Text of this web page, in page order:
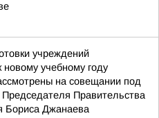
учреждений
новому учебному году
на совещании под
Председателя Правительства
Джанаева